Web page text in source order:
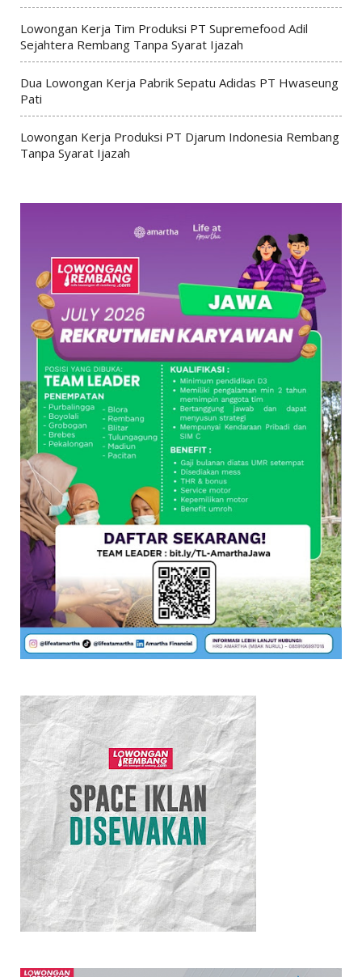
Lowongan Kerja Tim Produksi PT Supremefood Adil
Sejahtera Rembang Tanpa Syarat Ijazah
Dua Lowongan Kerja Pabrik Sepatu Adidas PT Hwaseung
Pati
Lowongan Kerja Produksi PT Djarum Indonesia Rembang
Tanpa Syarat Ijazah